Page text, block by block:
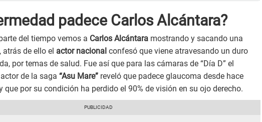
padece Carlos Alcántara?
del tiempo vemos a Carlos Alcántara mostrando y sacando una
de ello el actor nacional confesó que viene atravesando un duro
por temas de salud. Fue así que para las cámaras de “Día D” el
de la saga “Asu Mare” reveló que padece glaucoma desde hace
que por su condición ha perdido el 90% de visión en su ojo derecho.